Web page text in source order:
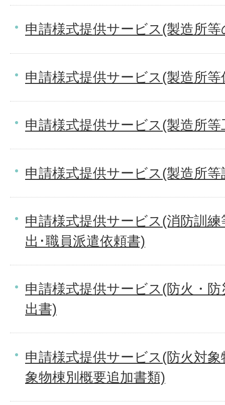
申請様式提供サービス(製造所
申請様式提供サービス(製造所
申請様式提供サービス(製造所
申請様式提供サービス(製造所
申請様式提供サービス(消防訓
出･職員派遣依頼書)
申請様式提供サービス(防火・
出書)
申請様式提供サービス(防火対
象物棟別概要追加書類)